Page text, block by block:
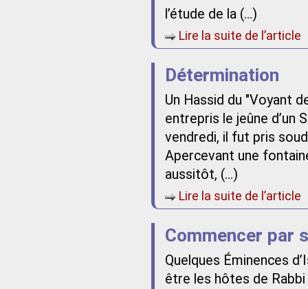
l’étude de la (…)
Lire la suite de l’article
Détermination
Un Hassid du "Voyant
entrepris le jeûne d’un
vendredi, il fut pris
Apercevant une
aussitôt, (…)
Lire la suite de l’article
Commencer par
Quelques Éminences
être les hôtes de